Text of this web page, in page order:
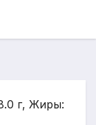
г, Жиры: